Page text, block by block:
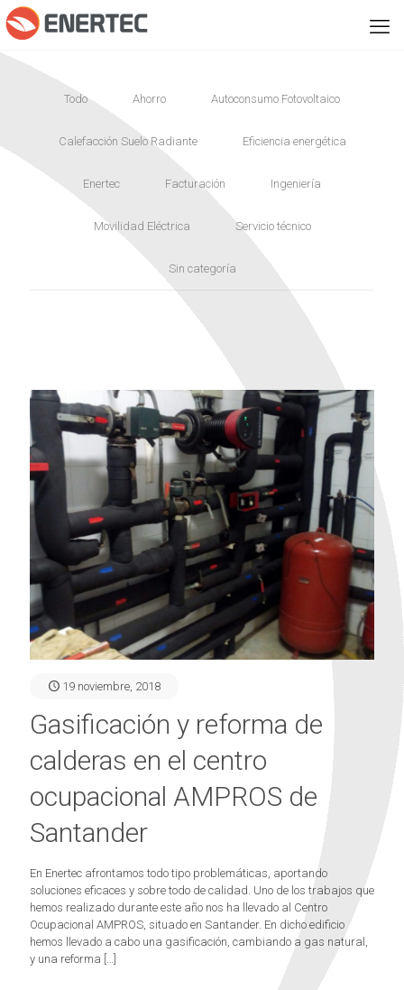
Todo Ahorro Autoconsumo Fotovoltaico
Calefacción Suelo Radiante Eficiencia energética
Enertec Facturación Ingeniería
Movilidad Eléctrica Servicio técnico
Sin categoría
19 noviembre, 2018
Gasificación y reforma de
calderas en el centro
ocupacional AMPROS de
Santander
En Enertec afrontamos todo tipo problemáticas, aportando
soluciones eficaces y sobre todo de calidad. Uno de los trabajos que
hemos realizado durante este año nos ha llevado al Centro
Ocupacional AMPROS, situado en Santander. En dicho edificio
hemos llevado a cabo una gasificación, cambiando a gas natural,
y una reforma […]